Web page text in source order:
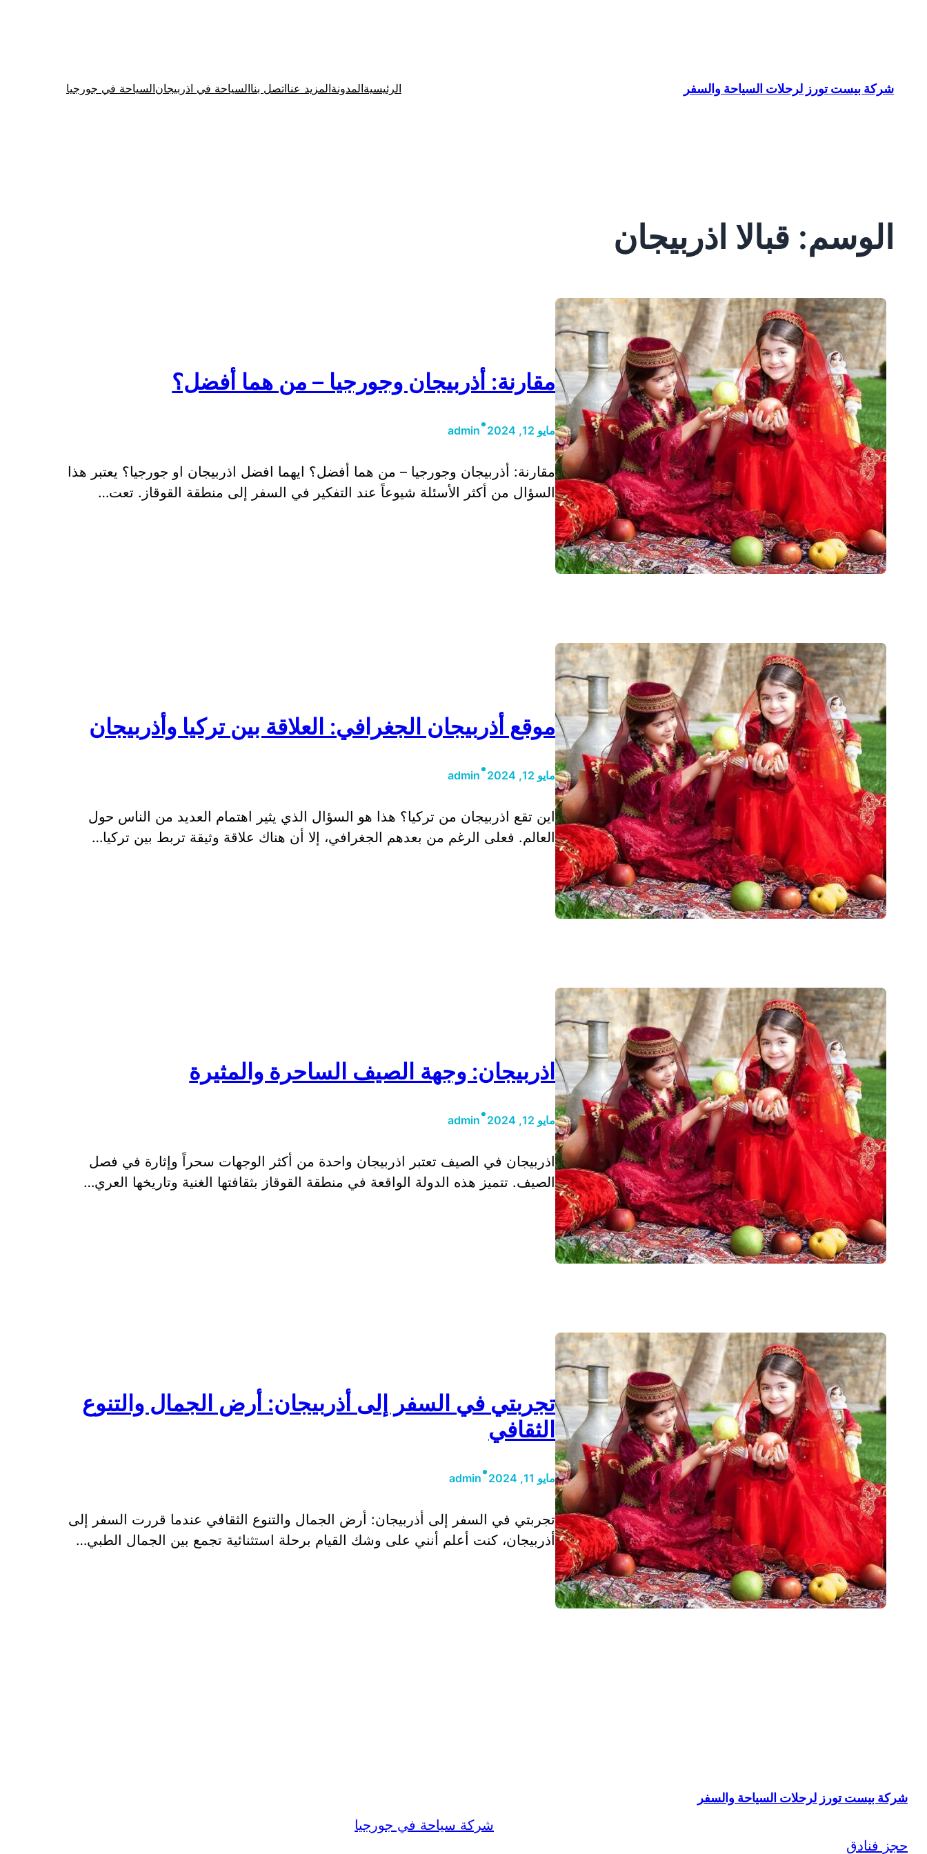
شركة بيست تورز لرحلات السياحة والسفر الرئيسيةالمدونةالمزيد عنااتصل بناالسياحة في اذربيجانالسياحة في جورجيا
الوسم: قبالا اذربيجان
مقارنة: أذربيجان وجورجيا – من هما أفضل؟
مايو 12, 2024 •
admin
مقارنة: أذربيجان وجورجيا – من هما أفضل؟ ايهما افضل اذربيجان او جورجيا؟ يعتبر هذا
السؤال من أكثر الأسئلة شيوعاً عند التفكير في السفر إلى منطقة القوقاز. تعت…
موقع أذربيجان الجغرافي: العلاقة بين تركيا وأذربيجان
مايو 12, 2024 •
admin
اين تقع اذربيجان من تركيا؟ هذا هو السؤال الذي يثير اهتمام العديد من الناس حول
العالم. فعلى الرغم من بعدهم الجغرافي، إلا أن هناك علاقة وثيقة تربط بين تركيا…
اذربيجان: وجهة الصيف الساحرة والمثيرة
مايو 12, 2024 •
admin
اذربيجان في الصيف تعتبر اذربيجان واحدة من أكثر الوجهات سحراً وإثارة في فصل
الصيف. تتميز هذه الدولة الواقعة في منطقة القوقاز بثقافتها الغنية وتاريخها العري…
تجربتي في السفر إلى أذربيجان: أرض الجمال والتنوع
الثقافي
مايو 11, 2024 •
admin
تجربتي في السفر إلى أذربيجان: أرض الجمال والتنوع الثقافي عندما قررت السفر إلى
أذربيجان، كنت أعلم أنني على وشك القيام برحلة استثنائية تجمع بين الجمال الطبي…
شركة بيست تورز لرحلات السياحة والسفر
حجز فنادق
شركة سياحة في جورجيا